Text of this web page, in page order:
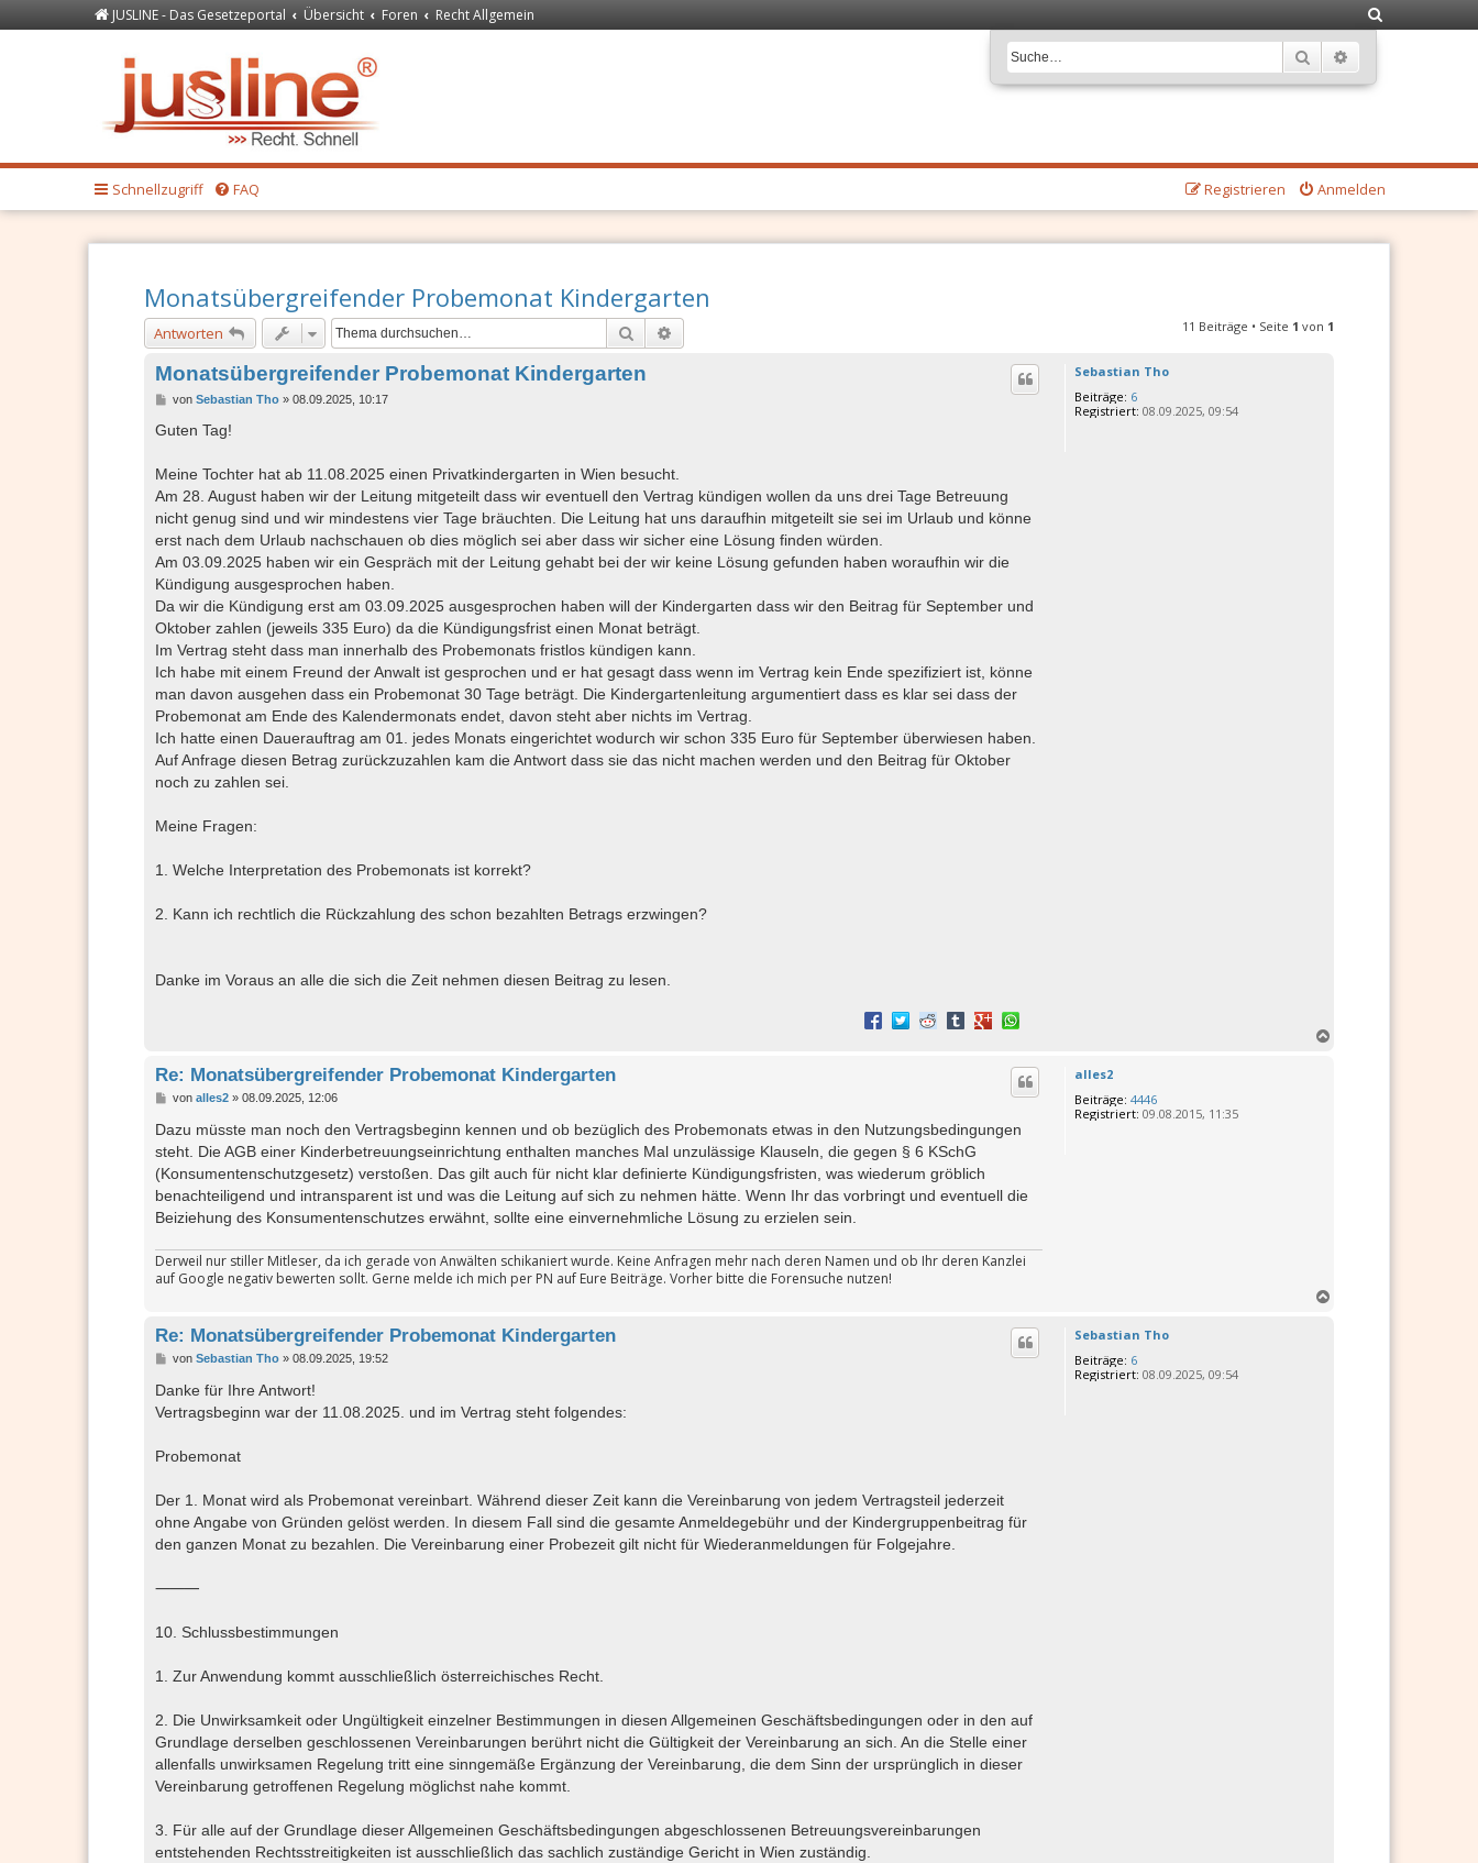
JUSLINE - Das Gesetzeportal Übersicht Foren Recht Allgemein
Suche
Schnellzugriff FAQ Anmelden
Registrieren
Monatsübergreifender Probemonat Kindergarten
Antworten Suche 11 Beiträge • Seite 1 von 1
Sebastian Tho
Beiträge: 6
Registriert: 08.09.2025, 09:54
Monatsübergreifender Probemonat Kindergarten
B
i
a
g
von Sebastian Tho» 08.09.2025, 10:17
Guten Tag!
Meine Tochter hat ab 11.08.2025 einen Privatkindergarten in Wien besucht.
Am 28. August haben wir der Leitung mitgeteilt dass wir eventuell den Vertrag kündigen wollen da uns drei Tage Betreuung
nicht genug sind und wir mindestens vier Tage bräuchten. Die Leitung hat uns daraufhin mitgeteilt sie sei im Urlaub und könne
erst nach dem Urlaub nachschauen ob dies möglich sei aber dass wir sicher eine Lösung finden würden.
Am 03.09.2025 haben wir ein Gespräch mit der Leitung gehabt bei der wir keine Lösung gefunden haben woraufhin wir die
Kündigung ausgesprochen haben.
Da wir die Kündigung erst am 03.09.2025 ausgesprochen haben will der Kindergarten dass wir den Beitrag für September und
Oktober zahlen (jeweils 335 Euro) da die Kündigungsfrist einen Monat beträgt.
Im Vertrag steht dass man innerhalb des Probemonats fristlos kündigen kann.
Ich habe mit einem Freund der Anwalt ist gesprochen und er hat gesagt dass wenn im Vertrag kein Ende spezifiziert ist, könne
man davon ausgehen dass ein Probemonat 30 Tage beträgt. Die Kindergartenleitung argumentiert dass es klar sei dass der
Probemonat am Ende des Kalendermonats endet, davon steht aber nichts im Vertrag.
Ich hatte einen Dauerauftrag am 01. jedes Monats eingerichtet wodurch wir schon 335 Euro für September überwiesen haben.
Auf Anfrage diesen Betrag zurückzuzahlen kam die Antwort dass sie das nicht machen werden und den Beitrag für Oktober
noch zu zahlen sei.
Meine Fragen:
1. Welche Interpretation des Probemonats ist korrekt?
2. Kann ich rechtlich die Rückzahlung des schon bezahlten Betrags erzwingen?
Danke im Voraus an alle die sich die Zeit nehmen diesen Beitrag zu lesen.
alles2
Beiträge: 4446
Registriert: 09.08.2015, 11:35
Re: Monatsübergreifender Probemonat Kindergarten
B
i
t
r
a
g
von alles2» 08.09.2025, 12:06
Dazu müsste man noch den Vertragsbeginn kennen und ob bezüglich des Probemonats etwas in den Nutzungsbedingungen
steht. Die AGB einer Kinderbetreuungseinrichtung enthalten manches Mal unzulässige Klauseln, die gegen § 6 KSchG
(Konsumentenschutzgesetz) verstoßen. Das gilt auch für nicht klar definierte Kündigungsfristen, was wiederum gröblich
benachteiligend und intransparent ist und was die Leitung auf sich zu nehmen hätte. Wenn Ihr das vorbringt und eventuell die
Beiziehung des Konsumentenschutzes erwähnt, sollte eine einvernehmliche Lösung zu erzielen sein.
Derweil nur stiller Mitleser, da ich gerade von Anwälten schikaniert wurde. Keine Anfragen mehr nach deren Namen und ob Ihr deren Kanzlei
auf Google negativ bewerten sollt. Gerne melde ich mich per PN auf Eure Beiträge. Vorher bitte die Forensuche nutzen!
Sebastian Tho
Beiträge: 6
Registriert: 08.09.2025, 09:54
Re: Monatsübergreifender Probemonat Kindergarten
B
i
r
von Sebastian Tho» 08.09.2025, 19:52
Danke für Ihre Antwort!
Vertragsbeginn war der 11.08.2025. und im Vertrag steht folgendes:
Probemonat
Der 1. Monat wird als Probemonat vereinbart. Während dieser Zeit kann die Vereinbarung von jedem Vertragsteil jederzeit
ohne Angabe von Gründen gelöst werden. In diesem Fall sind die gesamte Anmeldegebühr und der Kindergruppenbeitrag für
den ganzen Monat zu bezahlen. Die Vereinbarung einer Probezeit gilt nicht für Wiederanmeldungen für Folgejahre.
⸻
10. Schlussbestimmungen
1. Zur Anwendung kommt ausschließlich österreichisches Recht.
2. Die Unwirksamkeit oder Ungültigkeit einzelner Bestimmungen in diesen Allgemeinen Geschäftsbedingungen oder in den auf
Grundlage derselben geschlossenen Vereinbarungen berührt nicht die Gültigkeit der Vereinbarung an sich. An die Stelle einer
allenfalls unwirksamen Regelung tritt eine sinngemäße Ergänzung der Vereinbarung, die dem Sinn der ursprünglich in dieser
Vereinbarung getroffenen Regelung möglichst nahe kommt.
3. Für alle auf der Grundlage dieser Allgemeinen Geschäftsbedingungen abgeschlossenen Betreuungsvereinbarungen
entstehenden Rechtsstreitigkeiten ist ausschließlich das sachlich zuständige Gericht in Wien zuständig.